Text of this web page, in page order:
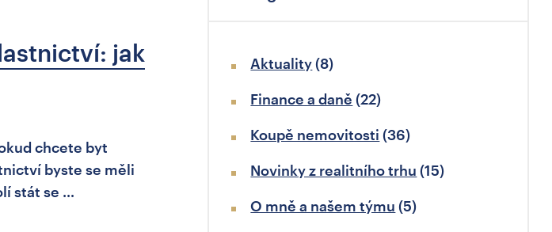
jak
chcete byt
byste se měli
stát se …
Aktuality(8)
Finance a daně (22)
Koupě nemovitosti (36)
Novinky z realitního trhu (15)
O mně a našem týmu (5)